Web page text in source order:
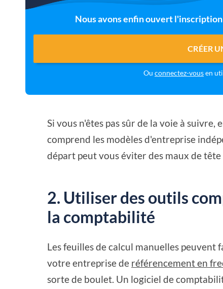
Nous avons enfin ouvert
CRÉER
Ou connectez-vousen
Si vous n'êtes pas sûr de la voie à
comprend les modèles d'entreprise
départ peut vous éviter des maux de
2. Utiliser des outils
la comptabilité
Les feuilles de calcul manuelles peuvent
votre entreprise de référencement en
sorte de boulet. Un logiciel de